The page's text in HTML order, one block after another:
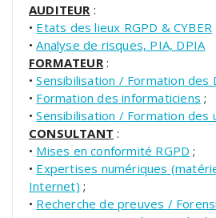
AUDITEUR :
• Etats des lieux RGPD & CYBER
•Analyse de risques, PIA, DPIA
FORMATEUR:
•Sensibilisation / Formation des
• Formation des informaticiens ;
•Sensibilisation / Formation des
CONSULTANT :
• Mises en conformité RGPD ;
• Expertises numériques
Internet) ;
• Recherche de preuves /